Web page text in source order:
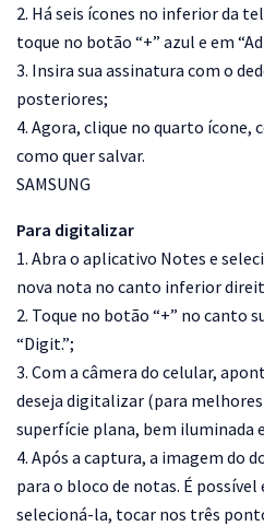
2. Há seis ícones no inferior da
toque no botão “+” azul e em
3. Insira sua assinatura com o
posteriores;
4. Agora, clique no quarto ícone,
como quer salvar.
SAMSUNG
Para digitalizar
1. Abra o aplicativo Notes e
nova nota no canto inferior
2. Toque no botão “+” no canto
“Digit.”;
3. Com a câmera do celular,
deseja digitalizar (para
superfície plana, bem iluminada
4. Após a captura, a imagem do
para o bloco de notas. É
selecioná-la, tocar nos três